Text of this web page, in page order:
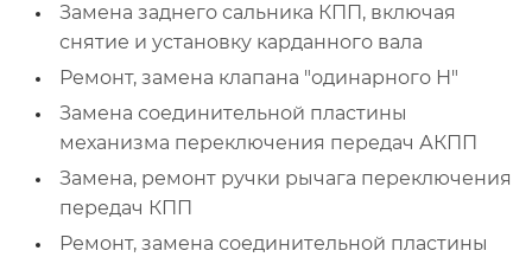
Замена заднего сальника КПП, включая
снятие и установку карданного вала
Ремонт, замена клапана "одинарного Н"
Замена соединительной пластины
механизма переключения передач АКПП
Замена, ремонт ручки рычага переключения
передач КПП
Ремонт, замена соединительной пластины